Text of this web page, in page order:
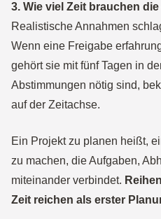
3. Wie viel Zeit brauchen
Realistische Annahmen
Wenn eine Freigabe
gehört sie mit fünf Tagen in
Abstimmungen nötig sind,
auf der Zeitachse.
Ein Projekt zu planen heißt,
zu machen, die Aufgaben,
miteinander verbindet.
Zeit reichen als erster